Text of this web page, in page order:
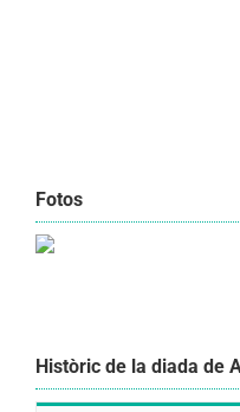
Fotos
Històric de la diada de